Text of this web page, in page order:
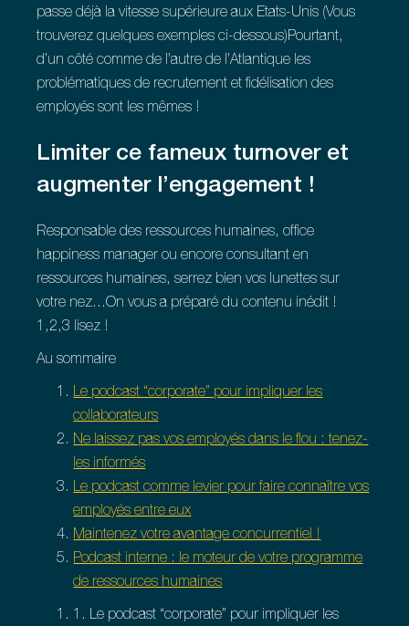
passe déjà la vitesse supérieure aux Etats-Unis (Vous
trouverez quelques exemples ci-dessous)Pourtant,
d’un côté comme de l’autre de l’Atlantique les
problématiques de recrutement et fidélisation des
employés sont les mêmes !
Limiter ce fameux turnover et
augmenter l’engagement !
Responsable des ressources humaines, office
happiness manager ou encore consultant en
ressources humaines, serrez bien vos lunettes sur
votre nez...On vous a préparé du contenu inédit !
1,2,3 lisez !
Au sommaire
Le podcast “corporate” pour impliquer les
collaborateurs
Ne laissez pas vos employés dans le flou : tenez-
les informés
Le podcast comme levier pour faire connaître vos
employés entre eux
Maintenez votre avantage concurrentiel !
Podcast interne : le moteur de votre programme
de ressources humaines
1. Le podcast “corporate” pour impliquer les